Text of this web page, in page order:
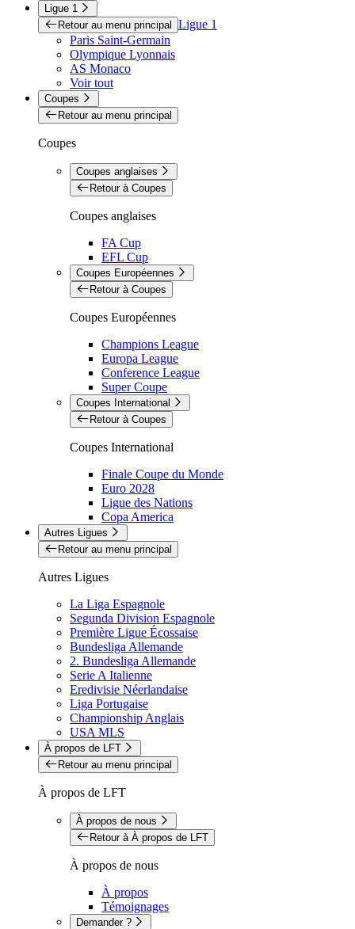
Ligue 1
Retour au menu principal Ligue 1
Paris Saint-Germain
Olympique Lyonnais
AS Monaco
Voir tout
Coupes
Retour au menu principal
Coupes
Coupes anglaises
Retour à Coupes
Coupes anglaises
FA Cup
EFL Cup
Coupes Européennes
Retour à Coupes
Coupes Européennes
Champions League
Europa League
Conference League
Super Coupe
Coupes International
Retour à Coupes
Coupes International
Finale Coupe du Monde
Euro 2028
Ligue des Nations
Copa America
Autres Ligues
Retour au menu principal
Autres Ligues
La Liga Espagnole
Segunda Division Espagnole
Première Ligue Écossaise
Bundesliga Allemande
2. Bundesliga Allemande
Serie A Italienne
Eredivisie Néerlandaise
Liga Portugaise
Championship Anglais
USA MLS
À propos de LFT
Retour au menu principal
À propos de LFT
À propos de nous
Retour à À propos de LFT
À propos de nous
À propos
Témoignages
Demander ?